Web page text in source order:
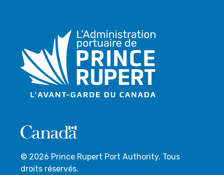
© 2026 Prince Rupert Port Authority. Tous
droits réservés.